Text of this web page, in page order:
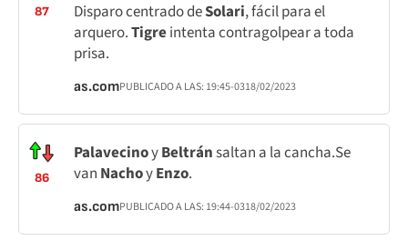
87 Disparo centrado deSolari, fácil para el
arquero.Tigreintenta contragolpear a toda
prisa.
as.comPUBLICADO A LAS: 19:45-0318/02/2023
86
PalavecinoyBeltránsaltan a la cancha.Se
van NachoyEnzo.
as.comPUBLICADO A LAS: 19:44-0318/02/2023